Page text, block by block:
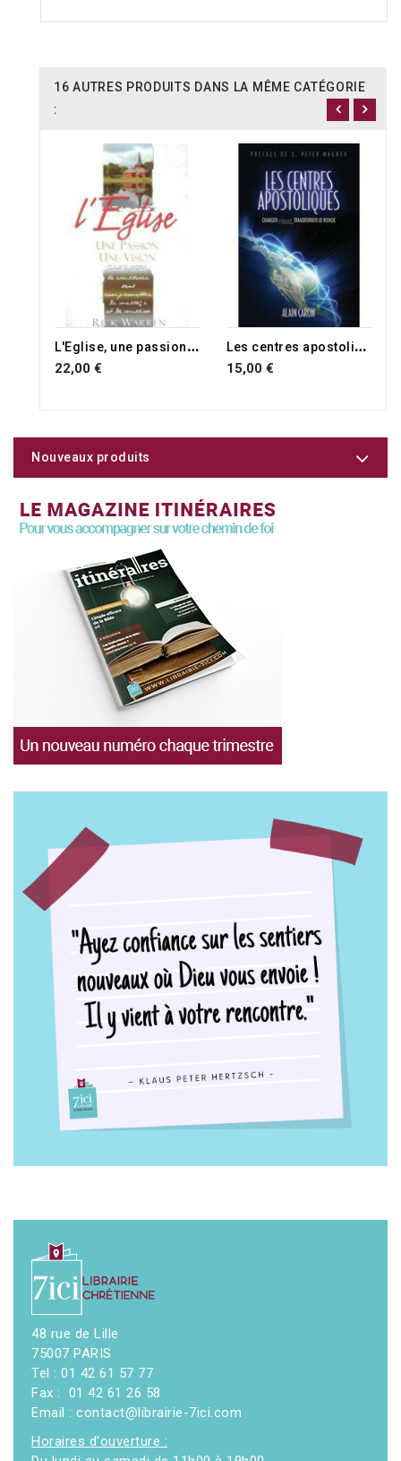
16 AUTRES PRODUITS DANS LA MÊME CATÉGORIE
:
L
'Eglise, une passion, une vision
22,00 €
L
es centres apostoliques
15,00 €
Nouveaux produits
48 rue de Lille
75007 PARIS
Tel : 01 42 61 57 77
Fax : 01 42 61 26 58
Email : contact@librairie-7ici.com
Horaires d'ouverture :